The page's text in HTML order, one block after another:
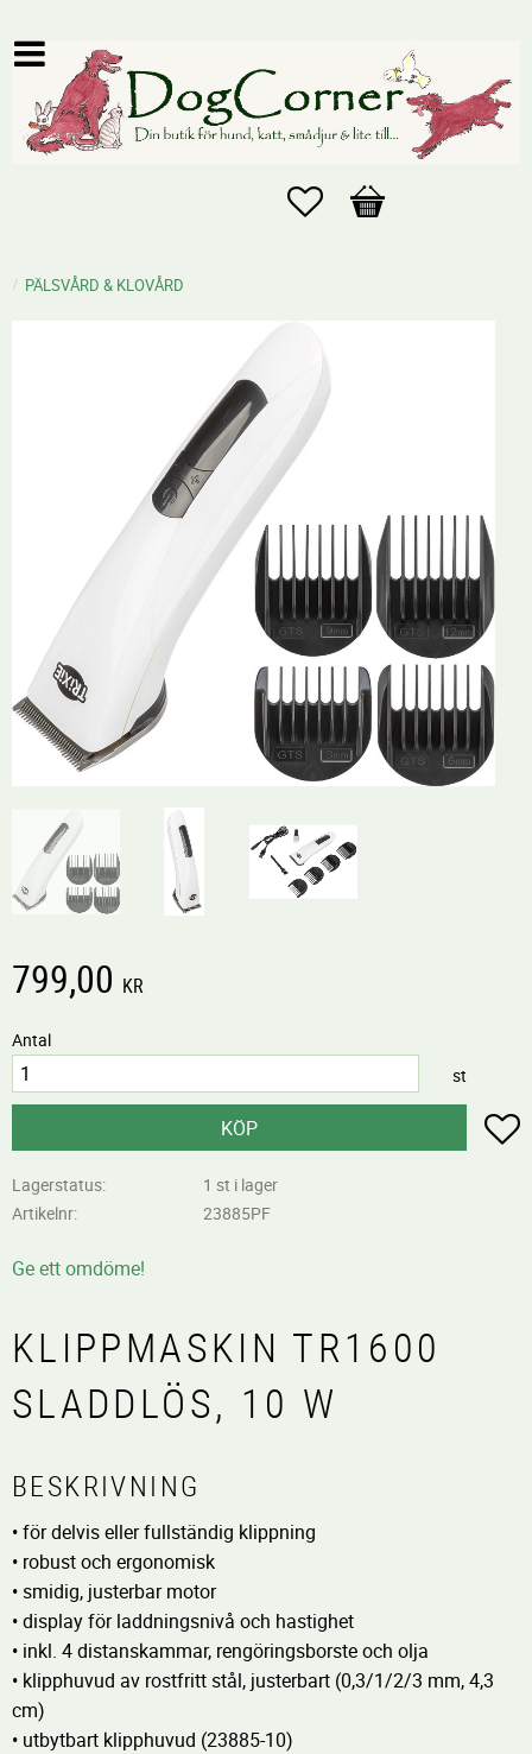
Favoriter
Kundvagn
PÄLSVÅRD & KLOVÅRD
799,00 KR
Antal
st
KÖP
Lagerstatus
1 st i lager
Artikelnr
23885PF
Ge ett omdöme!
KLIPPMASKIN TR1600
SLADDLÖS, 10 W
BESKRIVNING
• för delvis eller fullständig klippning
• robust och ergonomisk
• smidig, justerbar motor
• display för laddningsnivå och hastighet
• inkl. 4 distanskammar, rengöringsborste och olja
• klipphuvud av rostfritt stål, justerbart (0,3/1/2/3 mm, 4,3
cm)
• utbytbart klipphuvud (23885-10)